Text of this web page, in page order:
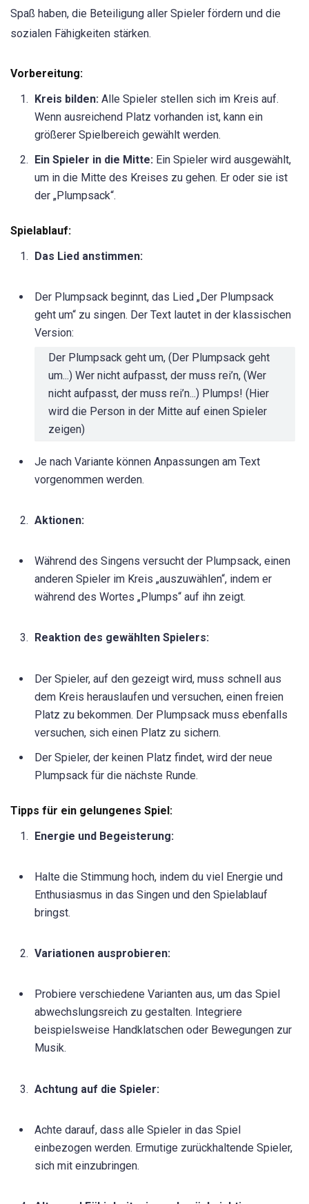
Spaß haben, die Beteiligung aller Spieler fördern und die
sozialen Fähigkeiten stärken.
Vorbereitung:
Kreis bilden: Alle Spieler stellen sich im Kreis auf.
Wenn ausreichend Platz vorhanden ist, kann ein
größerer Spielbereich gewählt werden.
Ein Spieler in die Mitte: Ein Spieler wird ausgewählt,
um in die Mitte des Kreises zu gehen. Er oder sie ist
der „Plumpsack“.
Spielablauf:
Das Lied anstimmen:
Der Plumpsack beginnt, das Lied „Der Plumpsack
geht um“ zu singen. Der Text lautet in der klassischen
Version:
Der Plumpsack geht um, (Der Plumpsack geht
um...) Wer nicht aufpasst, der muss rei’n, (Wer
nicht aufpasst, der muss rei’n...) Plumps! (Hier
wird die Person in der Mitte auf einen Spieler
zeigen)
Je nach Variante können Anpassungen am Text
vorgenommen werden.
Aktionen:
Während des Singens versucht der Plumpsack, einen
anderen Spieler im Kreis „auszuwählen“, indem er
während des Wortes „Plumps“ auf ihn zeigt.
Reaktion des gewählten Spielers:
Der Spieler, auf den gezeigt wird, muss schnell aus
dem Kreis herauslaufen und versuchen, einen freien
Platz zu bekommen. Der Plumpsack muss ebenfalls
versuchen, sich einen Platz zu sichern.
Der Spieler, der keinen Platz findet, wird der neue
Plumpsack für die nächste Runde.
Tipps für ein gelungenes Spiel:
Energie und Begeisterung:
Halte die Stimmung hoch, indem du viel Energie und
Enthusiasmus in das Singen und den Spielablauf
bringst.
Variationen ausprobieren:
Probiere verschiedene Varianten aus, um das Spiel
abwechslungsreich zu gestalten. Integriere
beispielsweise Handklatschen oder Bewegungen zur
Musik.
Achtung auf die Spieler:
Achte darauf, dass alle Spieler in das Spiel
einbezogen werden. Ermutige zurückhaltende Spieler,
sich mit einzubringen.